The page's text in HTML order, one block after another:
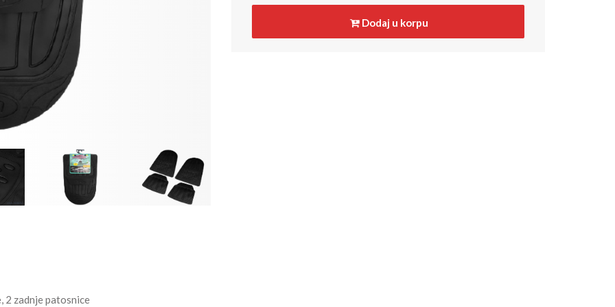
Dodaj u korpu
2 zadnje patosnice